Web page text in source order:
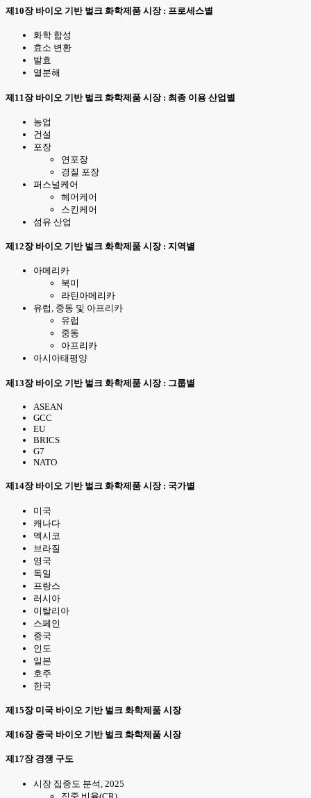
제10장 바이오 기반 벌크 화학제품 시장 : 프로세스별
화학 합성
효소 변환
발효
열분해
제11장 바이오 기반 벌크 화학제품 시장 : 최종 이용 산업별
농업
건설
포장
연포장
경질 포장
퍼스널케어
헤어케어
스킨케어
섬유 산업
제12장 바이오 기반 벌크 화학제품 시장 : 지역별
아메리카
북미
라틴아메리카
유럽, 중동 및 아프리카
유럽
중동
아프리카
아시아태평양
제13장 바이오 기반 벌크 화학제품 시장 : 그룹별
ASEAN
GCC
EU
BRICS
G7
NATO
제14장 바이오 기반 벌크 화학제품 시장 : 국가별
미국
캐나다
멕시코
브라질
영국
독일
프랑스
러시아
이탈리아
스페인
중국
인도
일본
호주
한국
제15장 미국 바이오 기반 벌크 화학제품 시장
제16장 중국 바이오 기반 벌크 화학제품 시장
제17장 경쟁 구도
시장 집중도 분석, 2025